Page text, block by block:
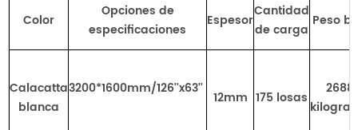
Color
Opciones de
especificaciones
Espesor
Cantidad
de carga
Peso
Calacatta
blanca
3200*1600mm/126''x63''
12mm 175 losas